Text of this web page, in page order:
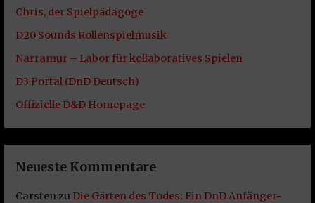
Chris, der Spielpädagoge
D20 Sounds Rollenspielmusik
Narramur – Labor für kollaboratives Spielen
D3 Portal (DnD Deutsch)
Offizielle D&D Homepage
Neueste Kommentare
Carstenzu Die Gärten des Todes: Ein DnD Anfänger-